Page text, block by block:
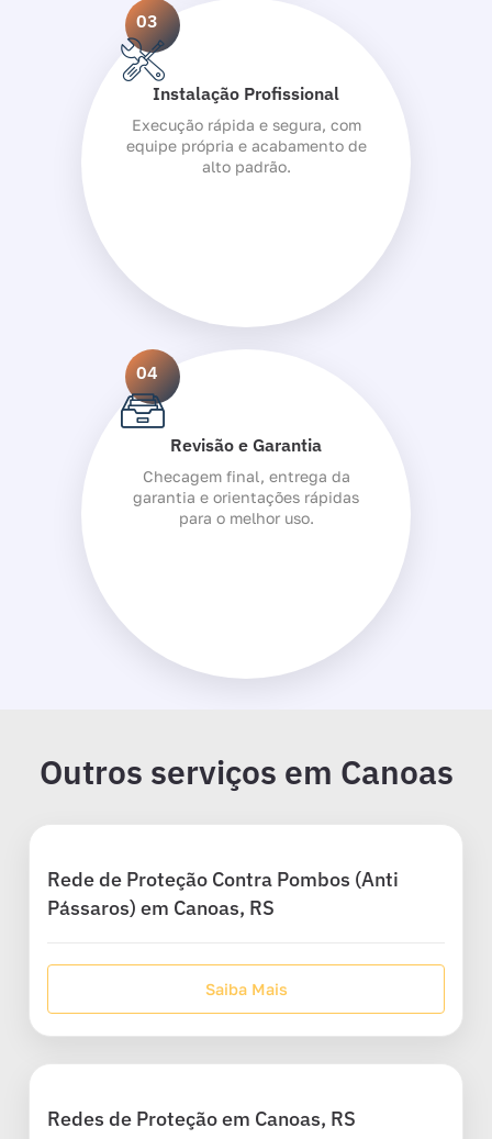
03
Instalação Profissional
Execução rápida e segura, com
equipe própria e acabamento de
alto padrão.
04
Revisão e Garantia
Checagem final, entrega da
garantia e orientações rápidas
para o melhor uso.
Outros serviços em Canoas
Rede de Proteção Contra Pombos (Anti
Pássaros) em Canoas, RS
Saiba Mais
Redes de Proteção em Canoas, RS